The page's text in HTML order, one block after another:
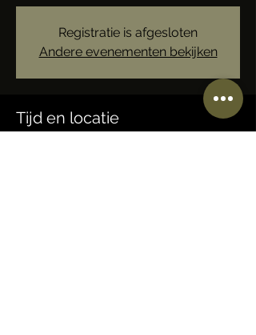
Registratie is afgesloten
Andere evenementen bekijken
Tijd en locatie